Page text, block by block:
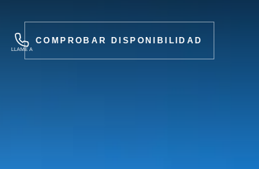
LLAME A
COMPROBAR DISPONIBILIDAD